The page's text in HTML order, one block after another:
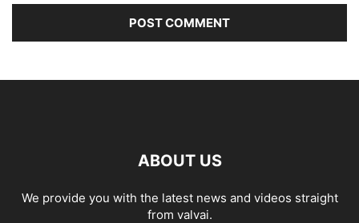
ABOUT US
We provide you with the latest news and videos straight
from valvai.